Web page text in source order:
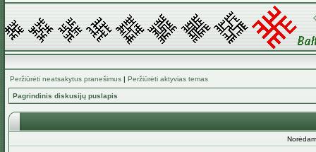
Peržiūrėti neatsakytus pranešimus | Peržiūrėti aktyvias temas
Pagrindinis diskusijų puslapis